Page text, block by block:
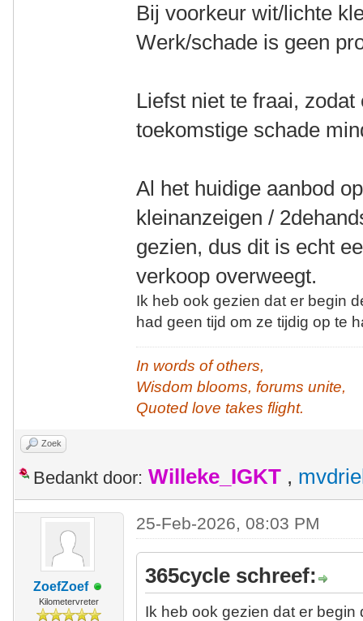
Bij voorkeur wit/lichte
Werk/schade is geen
Liefst niet te fraai, zodat
toekomstige schade
Al het huidige aanbod
kleinanzeigen /
gezien, dus dit is echt
verkoop overweegt.
Ik heb ook gezien dat er begin
had geen tijd om ze tijdig op te
In words of others,
Wisdom blooms, forums unite,
Quoted love takes flight.
Zoek
Bedankt door: Willeke_IGKT ,
ZoefZoef
Kilometervreter
25-Feb-2026, 08:03 PM
365cycle schreef:
Ik heb ook gezien dat er